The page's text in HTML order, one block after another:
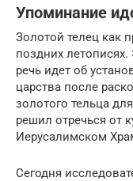
Упоминание
Золотой телец как
поздних
речь идет об
царства после
золотого тельца
решил отречься от
Иерусалимском
Сегодня